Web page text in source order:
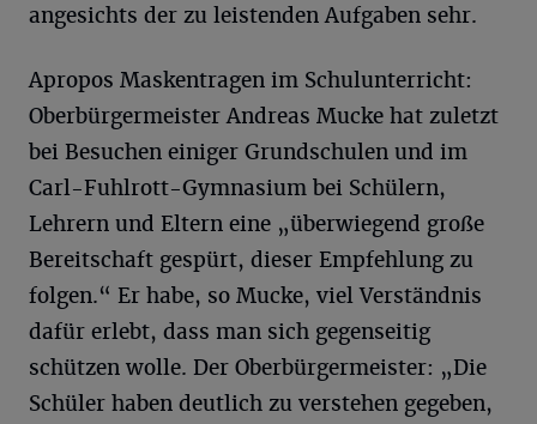
angesichts der zu leistenden Aufgaben sehr.
Apropos Maskentragen im Schulunterricht:
Oberbürgermeister Andreas Mucke hat zuletzt
bei Besuchen einiger Grundschulen und im
Carl-Fuhlrott-Gymnasium bei Schülern,
Lehrern und Eltern eine „überwiegend große
Bereitschaft gespürt, dieser Empfehlung zu
folgen.“ Er habe, so Mucke, viel Verständnis
dafür erlebt, dass man sich gegenseitig
schützen wolle. Der Oberbürgermeister: „Die
Schüler haben deutlich zu verstehen gegeben,